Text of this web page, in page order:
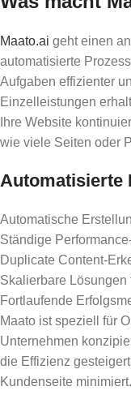
Maato.ai geht einen
automatisierte
Aufgaben effizienter
Einzelleistungen
Ihre Website
wie viele Seiten oder
Automatisierte
Automatische
Ständige
Duplicate Content-
Skalierbare
Fortlaufende
Maato ist speziell für
Unternehmen
die Effizienz
Kundenseite minimiert.